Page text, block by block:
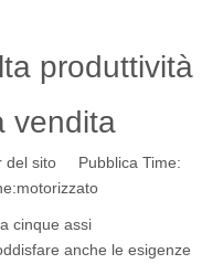
produttività
vendita
sito Pubblica Time:
motorizzato
cinque assi
anche le esigenze